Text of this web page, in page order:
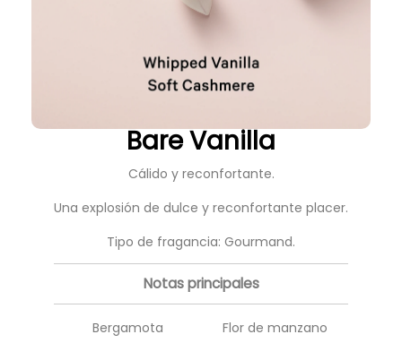
Bare Vanilla
Cálido y reconfortante.
Una explosión de dulce y reconfortante placer.
Tipo de fragancia: Gourmand.
Notas principales
Bergamota Flor de manzano